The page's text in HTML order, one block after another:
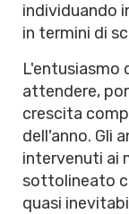
individuando
in termini di
L'entusiasmo
attendere,
crescita
dell'anno. Gli
intervenuti ai
sottolineato
quasi